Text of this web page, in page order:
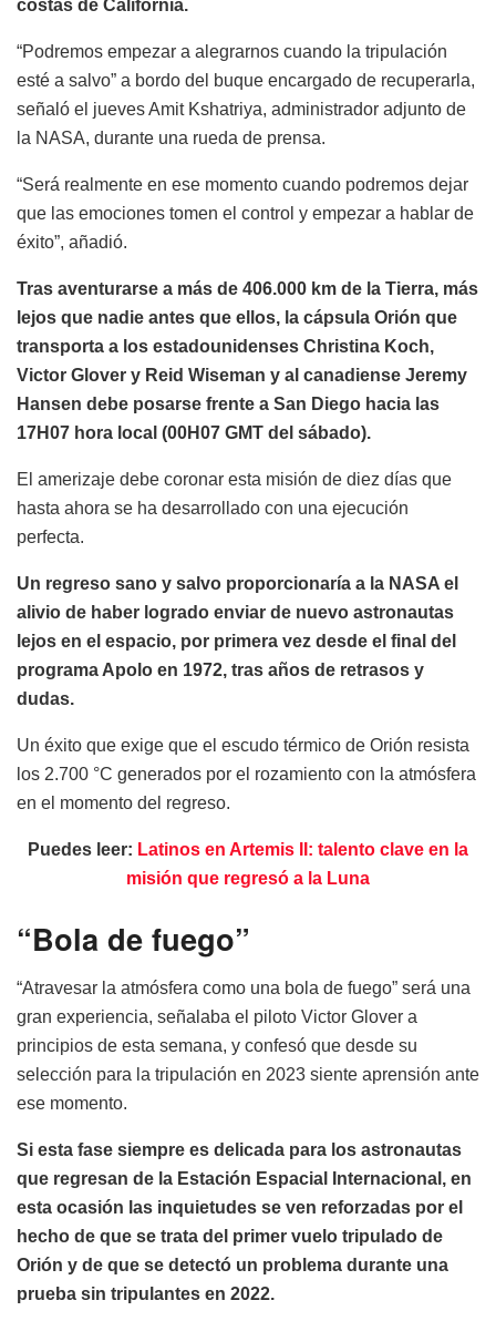
costas de California.
“Podremos empezar a alegrarnos cuando la tripulación
esté a salvo” a bordo del buque encargado de recuperarla,
señaló el jueves Amit Kshatriya, administrador adjunto de
la NASA, durante una rueda de prensa.
“Será realmente en ese momento cuando podremos dejar
que las emociones tomen el control y empezar a hablar de
éxito”, añadió.
Tras aventurarse a más de 406.000 km de la Tierra, más
lejos que nadie antes que ellos, la cápsula Orión que
transporta a los estadounidenses Christina Koch,
Victor Glover y Reid Wiseman y al canadiense Jeremy
Hansen debe posarse frente a San Diego hacia las
17H07 hora local (00H07 GMT del sábado).
El amerizaje debe coronar esta misión de diez días que
hasta ahora se ha desarrollado con una ejecución
perfecta.
Un regreso sano y salvo proporcionaría a la NASA el
alivio de haber logrado enviar de nuevo astronautas
lejos en el espacio, por primera vez desde el final del
programa Apolo en 1972, tras años de retrasos y
dudas.
Un éxito que exige que el escudo térmico de Orión resista
los 2.700 °C generados por el rozamiento con la atmósfera
en el momento del regreso.
Puedes leer: Latinos en Artemis II: talento clave en la
misión que regresó a la Luna
“Bola de fuego”
“Atravesar la atmósfera como una bola de fuego” será una
gran experiencia, señalaba el piloto Victor Glover a
principios de esta semana, y confesó que desde su
selección para la tripulación en 2023 siente aprensión ante
ese momento.
Si esta fase siempre es delicada para los astronautas
que regresan de la Estación Espacial Internacional, en
esta ocasión las inquietudes se ven reforzadas por el
hecho de que se trata del primer vuelo tripulado de
Orión y de que se detectó un problema durante una
prueba sin tripulantes en 2022.